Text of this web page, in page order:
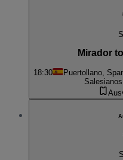
Mirador
18:30 Puertollano,